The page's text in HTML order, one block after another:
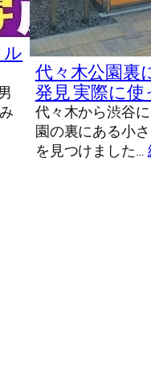
代々木公園裏
発見 実際に
代々木から渋谷
園の裏にある小
を見つけました…